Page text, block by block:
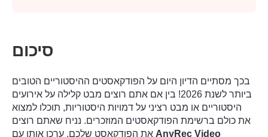
סיכום
בכך מסתיים הדיון היום על הפודקאסטים ההיסטוריים הטובים
ביותר לשנת 2026! בין אם אתם רוצים מבט קלילה על אירועים
היסטוריים או מבט רציני על דמויות היסטוריות, תוכלו למצוא
את כולם ברשימת הפודקאסטים המוזכרים. נניח שאתם רוצים
AnyRec Video